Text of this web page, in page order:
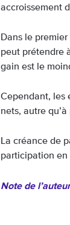
accroissement
Dans le
peut prétendre
gain est le
Cependant, les
nets, autre
La créance de
participation en
Note de